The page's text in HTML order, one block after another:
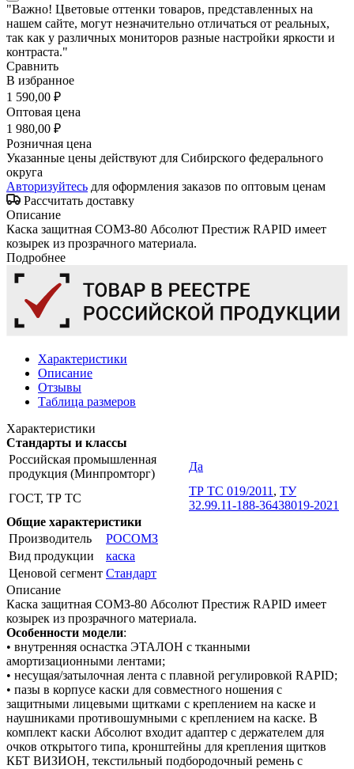
"Важно! Цветовые оттенки товаров, представленных на
нашем сайте, могут незначительно отличаться от реальных,
так как у различных мониторов разные настройки яркости и
контраста."
Сравнить
В избранное
1 590,00 ₽
Оптовая цена
1 980,00 ₽
Розничная цена
Указанные цены действуют для Сибирского федерального
округа
Авторизуйтесь для оформления заказов по оптовым ценам
Рассчитать доставку
Описание
Каска защитная СОМЗ-80 Абсолют Престиж RAPID имеет
козырек из прозрачного материала.
Подробнее
Характеристики
Описание
Отзывы
Таблица размеров
Характеристики
Стандарты и классы
Российская промышленная
продукция (Минпромторг)
Да
ГОСТ, ТР ТС
ТР ТС 019/2011 , ТУ
32.99.11-188-36438019-2021
Общие характеристики
Производитель
РОСОМЗ
Вид продукции
каска
Ценовой сегмент Стандарт
Описание
Каска защитная СОМЗ-80 Абсолют Престиж RAPID имеет
козырек из прозрачного материала.
Особенности модели:
• внутренняя оснастка ЭТАЛОН с тканными
амортизационными лентами;
• несущая/затылочная лента с плавной регулировкой RAPID;
• пазы в корпусе каски для совместного ношения с
защитными лицевыми щитками с креплением на каске и
наушниками противошумными с креплением на каске. В
комплект каски Абсолют входит адаптер с держателем для
очков открытого типа, кронштейны для крепления щитков
КБТ ВИЗИОН, текстильный подбородочный ремень с